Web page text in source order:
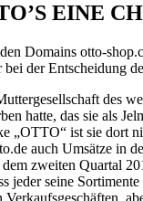
EINE
Domains otto-
der Entscheidung
des
hatte, das sie als
ist sie dort
auch Umsätze in
zweiten Quartal
jeder seine